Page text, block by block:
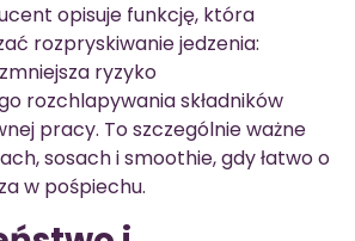
opisuje funkcję, która
rozpryskiwanie jedzenia:
zmniejsza ryzyko
rozchlapywania składników
pracy. To szczególnie ważne
sosach i smoothie, gdy łatwo o
w pośpiechu.